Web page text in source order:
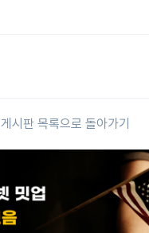
게시판 목록으로 돌아가기